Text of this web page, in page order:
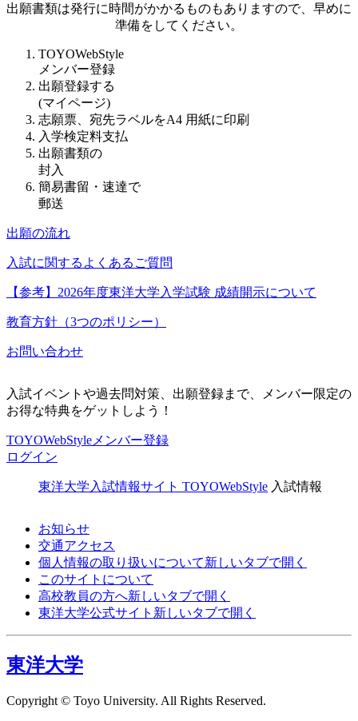
出願書類は発行に時間がかかるものもありますので、早めに
準備をしてください。
TOYOWebStyle
メンバー登録
出願登録する
(マイページ)
志願票、宛先ラベルをA4 用紙に印刷
入学検定料支払
出願書類の
封入
簡易書留・速達で
郵送
出願の流れ
入試に関するよくあるご質問
【参考】2026年度東洋大学入学試験 成績開示について
教育方針（3つのポリシー）
お問い合わせ
入試イベントや過去問対策、出願登録まで、メンバー限定の
お得な特典をゲットしよう！
TOYOWebStyleメンバー登録
ログイン
東洋大学入試情報サイト TOYOWebStyle 入試情報
お知らせ
交通アクセス
個人情報の取り扱いについて新しいタブで開く
このサイトについて
高校教員の方へ新しいタブで開く
東洋大学公式サイト 新しいタブで開く
東洋大学
Copyright © Toyo University. All Rights Reserved.